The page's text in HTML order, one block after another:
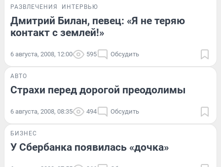
РАЗВЛЕЧЕНИЯ ИНТЕРВЬЮ
Дмитрий Билан, певец: «Я не теряю
контакт с землей!»
6 августа, 2008, 12:00 595 Обсудить
АВТО
Страхи перед дорогой преодолимы
6 августа, 2008, 08:35 494 Обсудить
БИЗНЕС
У Сбербанка появилась «дочка»